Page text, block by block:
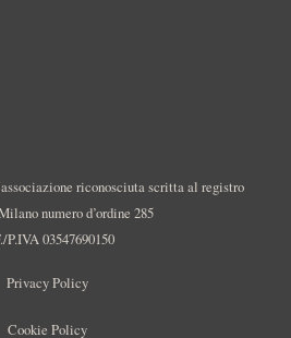
riconosciuta scritta al registro
numero d’ordine 285
P.IVA 03547690150
Privacy Policy
Cookie Policy